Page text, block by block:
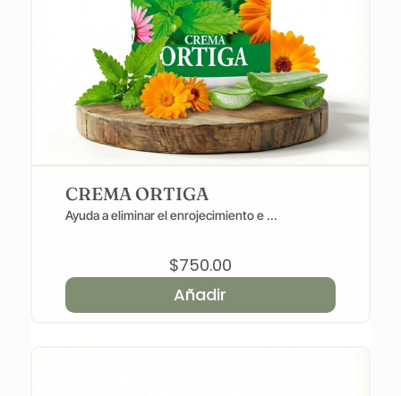
CREMA ORTIGA
Ayuda a eliminar el enrojecimiento e ...
$750.00
Añadir